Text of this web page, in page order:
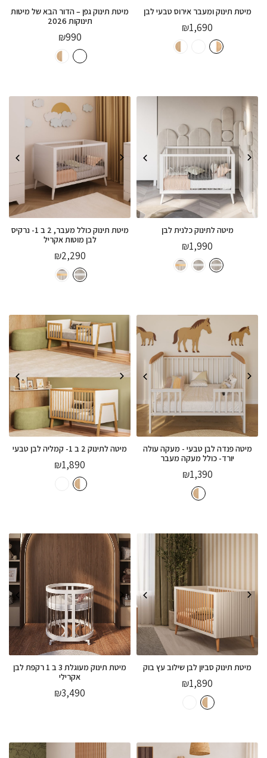
מיטת תינוק ומעבר אירוס טבעי לבן
₪1,690
מיטת תינוק גפן – הדור הבא של מיטות
תינוקות 2026
₪990
מיטה לתינוק כלנית לבן
₪1,990
מיטת תינוק כולל מעבר, 2 ב 1- נרקיס
לבן מוטות אקריל
₪2,290
מיטה פנדה לבן טבעי - מעקה עולה
יורד- כולל מעקה מעבר
₪1,390
מיטה לתינוק 2 ב 1- קמליה לבן טבעי
₪1,890
מיטת תינוק סביון לבן שילוב עץ בוק
₪1,890
מיטת תינוק מעוגלת 3 ב 1 רקפת לבן
אקרילי
₪3,490